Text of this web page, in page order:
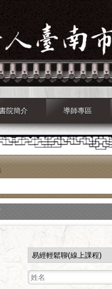
院簡介 導師專區